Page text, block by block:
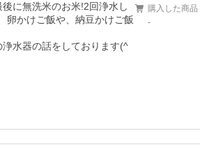
に無洗米のお米!2回浄水し
卵かけご飯や、納豆かけご飯
水器の話をしております(^
購入した商品
-